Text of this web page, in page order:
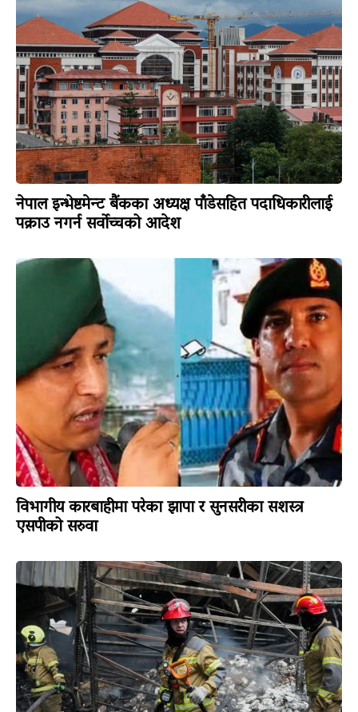
नेपाल इन्भेष्टमेन्ट बैंकका अध्यक्ष पाँडेसहित पदाधिकारीलाई
पक्राउ नगर्न सर्वोच्चको आदेश
विभागीय कारबाहीमा परेका झापा र सुनसरीका सशस्त्र
एसपीको सरुवा